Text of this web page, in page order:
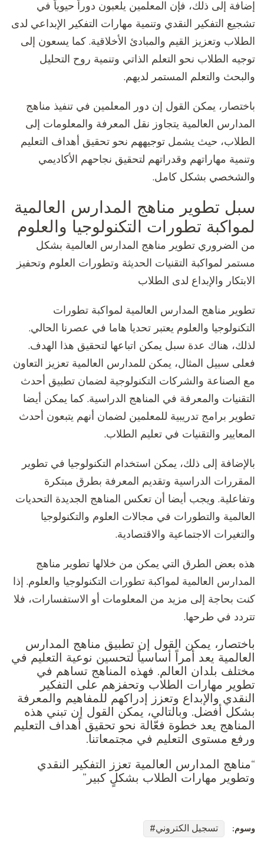
إضافة إلى ذلك، فإن المعلمين يلعبون دوراً حيوياً في
تشجيع التفكير النقدي وتنمية مهارات التفكير الإبداعي لدى
الطلاب وتعزيز القيم والمبادئ الأخلاقية. كما يسعون إلى
توجيه الطلاب نحو التعلم الذاتي وتنمية روح التحليل
والبحث والتعلم المستمر لديهم.
باختصار، يمكن القول إن دور المعلمين في تنفيذ مناهج
المدارس العالمية يتجاوز نقل المعرفة والمعلومات إلى
الطلاب، حيث يشمل توجيههم نحو تحقيق أهداف التعليم
وتنمية مهاراتهم وقدراتهم لتحقيق نجاحهم الأكاديمي
والشخصي بشكل كامل.
سبل تطوير مناهج المدارس العالمية
لمواكبة تطورات التكنولوجيا والعلوم
من الضروري تطوير مناهج المدارس العالمية بشكل
مستمر لمواكبة التقنيات الحديثة وتطورات العلوم وتحفيز
الابتكار والإبداع لدى الطلاب
تطوير مناهج المدارس العالمية لمواكبة تطورات
التكنولوجيا والعلوم يعتبر تحديا هاما في عصرنا الحالي.
لذلك، هناك عدة سبل يمكن اتباعها لتحقيق هذا الهدف.
فعلى سبيل المثال، يمكن للمدارس العالمية تعزيز التعاون
مع الصناعة والشركات التكنولوجية لضمان تطبيق أحدث
التقنيات والمعرفة في المناهج الدراسية. كما يمكن أيضا
تطوير برامج تدريبية للمعلمين لضمان أنهم يتبعون أحدث
المعايير والتقنيات في تعليم الطلاب.
بالإضافة إلى ذلك، يمكن استخدام التكنولوجيا في تطوير
المقررات الدراسية وتقديم المعرفة بطرق مبتكرة
وتفاعلية. ويجب أيضا أن تعكس المناهج الجديدة التحديات
العالمية والتطورات في مجالات العلوم والتكنولوجيا
والتغيرات الاجتماعية والاقتصادية.
هذه بعض الطرق التي يمكن من خلالها تطوير مناهج
المدارس العالمية لمواكبة تطورات التكنولوجيا والعلوم. إذا
كنت بحاجة إلى مزيد من المعلومات أو الاستفسارات، فلا
تتردد في طرحها.
باختصار، يمكن القول إن تطبيق مناهج المدارس
العالمية يعد أمراً أساسياً لتحسين نوعية التعليم في
مختلف بلدان العالم. فهذه المناهج تساهم في
تطوير مهارات الطلاب وتحفزهم على التفكير
النقدي والإبداع وتعزز إدراكهم للمفاهيم والمعرفة
بشكل أفضل. وبالتالي، يمكن القول إن تبني هذه
المناهج يعد خطوة فعّالة نحو تحقيق أهداف التعليم
ورفع مستوى التعليم في مجتمعاتنا.
“مناهج المدارس العالمية تعزز التفكير النقدي
وتطوير مهارات الطلاب بشكلٍ كبير”
وسوم: تسجيل الكتروني